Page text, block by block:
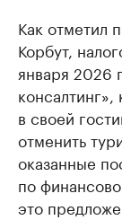
Как отметил
Корбут,
января 2026
в своей
отменить
оказанные
по
это